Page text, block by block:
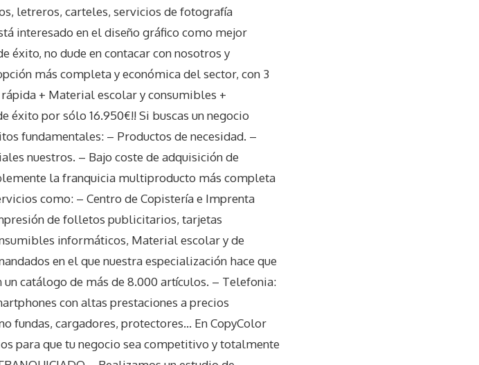
letreros, carteles, servicios de fotografía
interesado en el diseño gráfico como mejor
éxito, no dude en contacar con nosotros y
más completa y económica del sector, con 3
+ Material escolar y consumibles +
éxito por sólo 16.950€!! Si buscas un negocio
fundamentales: – Productos de necesidad. –
nuestros. – Bajo coste de adquisición de
la franquicia multiproducto más completa
como: – Centro de Copistería e Imprenta
de folletos publicitarios, tarjetas
informáticos, Material escolar y de
en el que nuestra especialización hace que
catálogo de más de 8.000 artículos. – Telefonia:
con altas prestaciones a precios
fundas, cargadores, protectores… En CopyColor
para que tu negocio sea competitivo y totalmente